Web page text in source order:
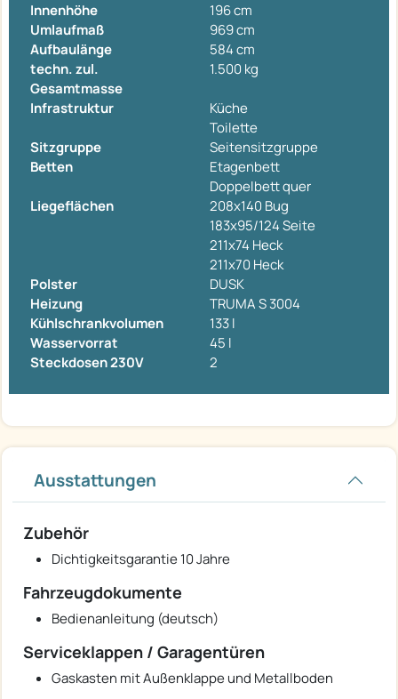
Innenhöhe
196 cm
Umlaufmaß
969 cm
Aufbaulänge
584 cm
techn. zul.
Gesamtmasse
1.500 kg
Infrastruktur
Küche
Toilette
Sitzgruppe
Seitensitzgruppe
Betten
Etagenbett
Doppelbett quer
Liegeflächen
208x140 Bug
183x95/124 Seite
211x74 Heck
211x70 Heck
Polster
DUSK
Heizung
TRUMA S 3004
Kühlschrankvolumen
133 l
Wasservorrat
45 l
Steckdosen 230V
2
Ausstattungen
Zubehör
Dichtigkeitsgarantie 10 Jahre
Fahrzeugdokumente
Bedienanleitung (deutsch)
Serviceklappen / Garagentüren
Gaskasten mit Außenklappe und Metallboden